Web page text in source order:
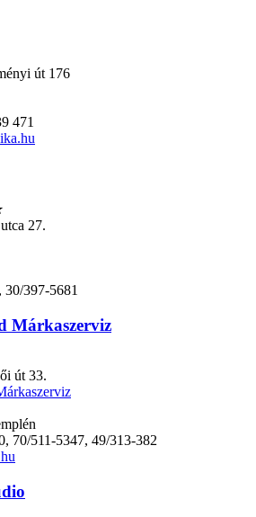
út 176
471
27.
30/397-5681
Márkaszerviz
út 33.
70/511-5347, 49/313-382